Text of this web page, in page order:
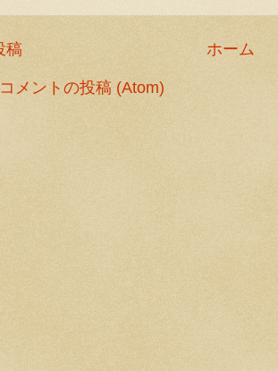
稿 ホーム
コメントの投稿 (Atom)